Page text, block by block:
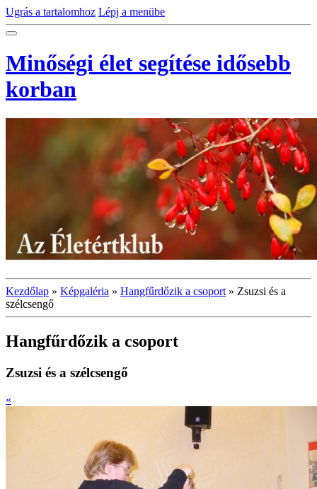
Ugrás a tartalomhoz Lépj a menübe
Minőségi élet segítése idősebb
korban
Kezdőlap » Képgaléria » Hangfűrdőzik a csoport » Zsuzsi és a
szélcsengő
Hangfűrdőzik a csoport
Zsuzsi és a szélcsengő
«